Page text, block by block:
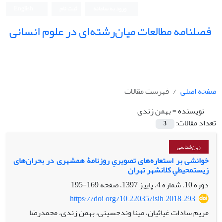
فصلنامه مطالعات میان‌رشته‌ای در علوم انسانی
صفحه اصلی
فهرست مقالات
نویسنده =بهمن زندی
تعداد مقالات:
3
زبان‌شناسی
خوانشی بر استعاره‌های تصویریِ روزنامۀ همشهری در بحران‌های
زیستمحیطیِ کلانشهر تهران
دوره 10، شماره 4، پاییز 1397، صفحه
169-195
https://doi.org/10.22035/isih.2018.293
مریم سادات غیاثیان، مینا وندحسینی، بهمن زندی، محمدرضا